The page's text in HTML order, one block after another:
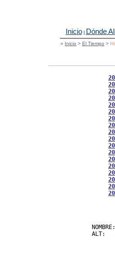
Inicio| Dónde
» Inicio > El Tiempo >
ALT: